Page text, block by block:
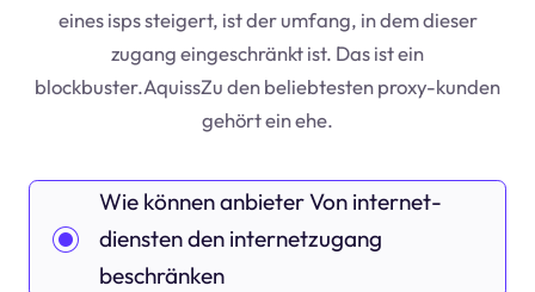
eines isps steigert, ist der umfang, in dem dieser
zugang eingeschränkt ist. Das ist ein
blockbuster.AquissZu den beliebtesten proxy-kunden
gehört ein ehe.
Wie können anbieter Von internet-
diensten den internetzugang
beschränken